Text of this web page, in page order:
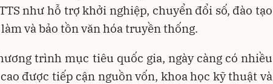
như hỗ trợ khởi nghiệp, chuyển đổi số, đào tạo
và bảo tồn văn hóa truyền thống.
trình mục tiêu quốc gia, ngày càng có nhiều
được tiếp cận nguồn vốn, khoa học kỹ thuật và